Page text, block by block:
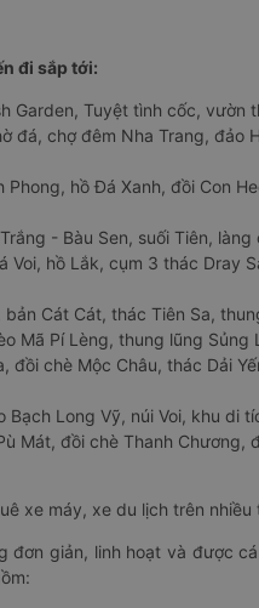
đi sắp tới:
Garden, Tuyệt tình cốc,
đá, chợ đêm Nha Trang,
hồ Đá Xanh, đồi Con
- Bàu Sen, suối Tiên,
hồ Lắk, cụm 3 thác Dray
Cát Cát, thác Tiên Sa,
Mã Pí Lèng, thung lũng Sủng
đồi chè Mộc Châu, thác Dải
Long Vỹ, núi Voi, khu di
Mát, đồi chè Thanh
xe máy, xe du lịch trên
giản, linh hoạt và được